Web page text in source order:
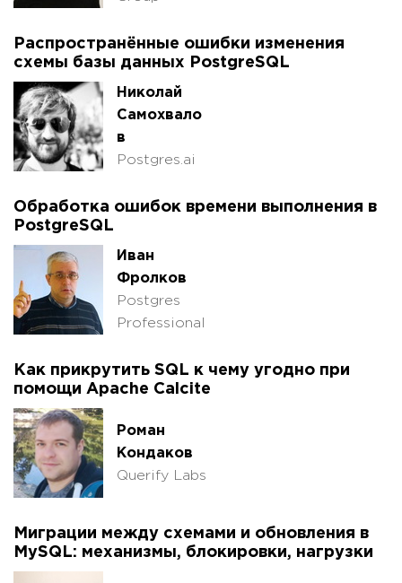
Распространённые ошибки изменения
схемы базы данных PostgreSQL
Николай
Самохвало
в
Postgres.ai
Обработка ошибок времени выполнения в
PostgreSQL
Иван
Фролков
Postgres
Professional
Как прикрутить SQL к чему угодно при
помощи Apache Calcite
Роман
Кондаков
Querify Labs
Миграции между схемами и обновления в
MySQL: механизмы, блокировки, нагрузки